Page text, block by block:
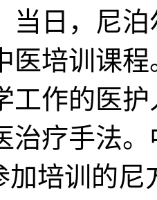
当日，尼
医培训课
工作的医
治疗手法
加培训的